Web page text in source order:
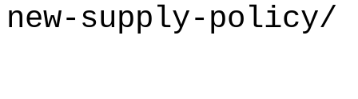
new-supply-policy/